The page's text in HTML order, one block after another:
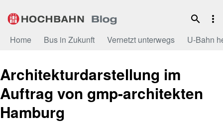
Inhalt
Home Bus in Zukunft Vernetzt unterwegs U-Bahn
Architekturdarstellung im
Auftrag von gmp-architekten
Hamburg